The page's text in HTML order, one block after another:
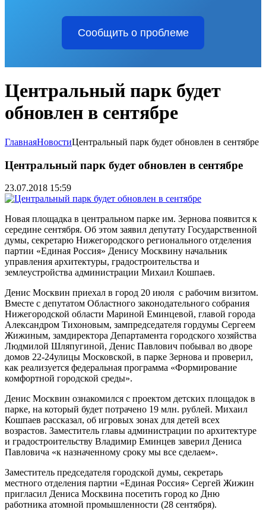
Сообщить о проблеме
Центральный парк будет
обновлен в сентябре
ГлавнаяНовостиЦентральный парк будет обновлен в сентябре
Центральный парк будет обновлен в сентябре
23.07.2018 15:59
Новая площадка в центральном парке им. Зернова появится к
середине сентября. Об этом заявил депутату Государственной
думы, секретарю Нижегородского регионального отделения
партии «Единая Россия» Денису Москвину начальник
управления архитектуры, градостроительства и
землеустройства администрации Михаил Кошпаев.
Денис Москвин приехал в город 20 июля с рабочим визитом.
Вместе с депутатом Областного законодательного собрания
Нижегородской области Мариной Еминцевой, главой города
Александром Тихоновым, зампредседателя гордумы Сергеем
Жижиным, замдиректора Департамента городского хозяйства
Людмилой Шляпугиной, Денис Павлович побывал во дворе
домов 22-24улицы Московской, в парке Зернова и проверил,
как реализуется федеральная программа «Формирование
комфортной городской среды».
Денис Москвин ознакомился с проектом детских площадок в
парке, на который будет потрачено 19 млн. рублей. Михаил
Кошпаев рассказал, об игровых зонах для детей всех
возрастов. Заместитель главы администрации по архитектуре
и градостроительству Владимир Еминцев заверил Дениса
Павловича «к назначенному сроку мы все сделаем».
Заместитель председателя городской думы, секретарь
местного отделения партии «Единая Россия» Сергей Жижин
пригласил Дениса Москвина посетить город ко Дню
работника атомной промышленности (28 сентября).